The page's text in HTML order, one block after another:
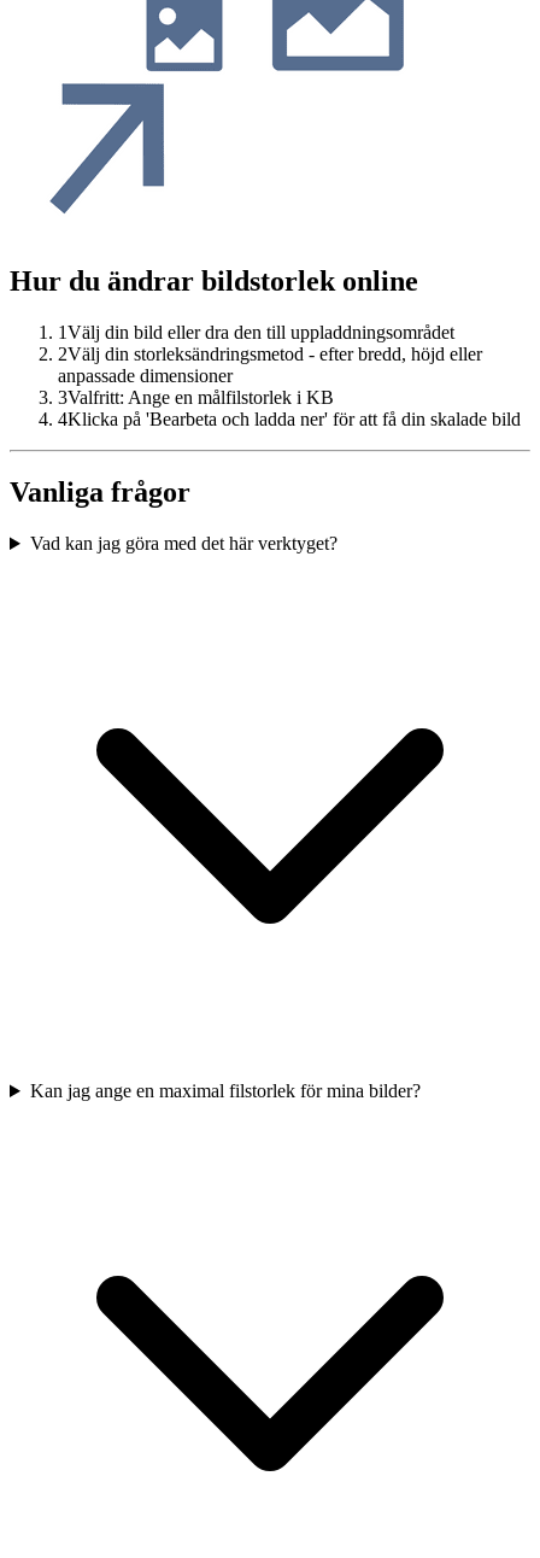
Hur du ändrar bildstorlek online
1Välj din bild eller dra den till uppladdningsområdet
2Välj din storleksändringsmetod - efter bredd, höjd eller
anpassade dimensioner
3Valfritt: Ange en målfilstorlek i KB
4Klicka på 'Bearbeta och ladda ner' för att få din skalade bild
Vanliga frågor
Vad kan jag göra med det här verktyget?
Kan jag ange en maximal filstorlek för mina bilder?